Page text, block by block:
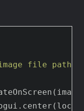
file path